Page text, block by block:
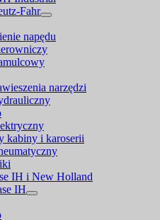
Fahr
napędu
narzędzi
kabiny i karoserii
IH i New Holland
IH